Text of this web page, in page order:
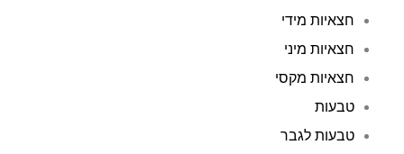
חצאיות מידי
חצאיות מיני
חצאיות מקסי
טבעות
טבעות לגבר